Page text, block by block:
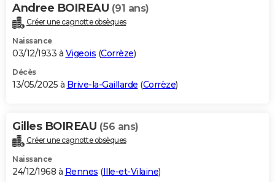
Andree BOIREAU (91 ans)
Créer une cagnotte obsèques
Naissance
03/12/1933 à Vigeois (Corrèze)
Décès
13/05/2025 à Brive-la-Gaillarde (Corrèze)
Gilles BOIREAU (56 ans)
Créer une cagnotte obsèques
Naissance
24/12/1968 à Rennes (Ille-et-Vilaine)